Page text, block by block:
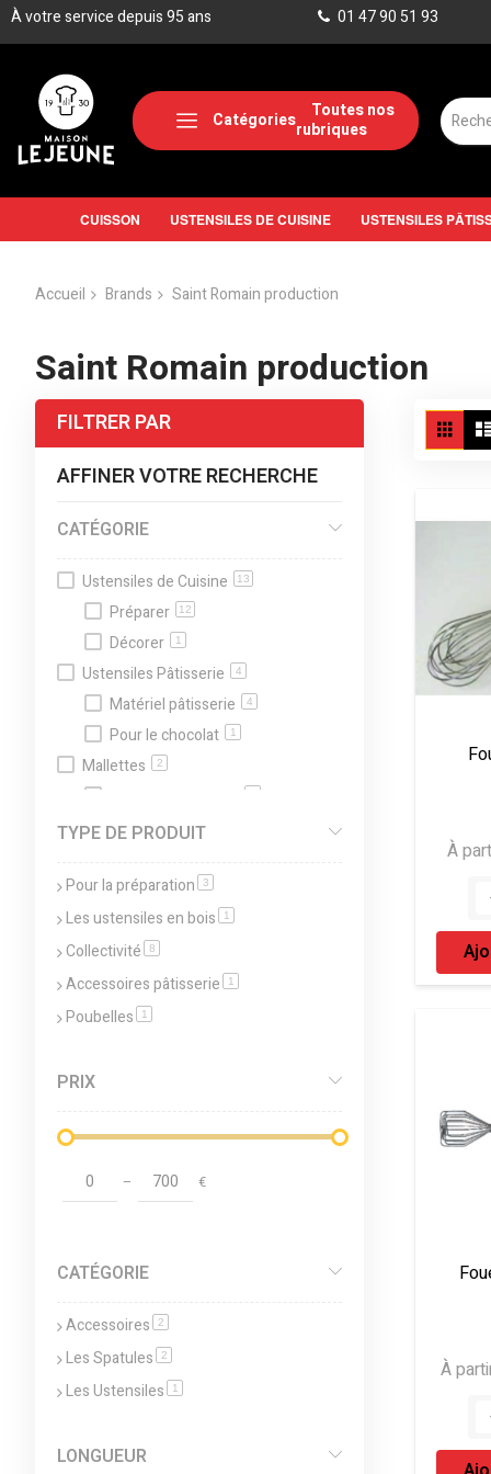
À votre service depuis 95 ans 01 47 90 51 93
Catégories
CUISSON USTENSILES DE CUISINE USTENSILES
Accueil Brands Saint Romain production
Saint Romain production
en
Grille
À
À
FILTRER PAR
AFFINER VOTRE RECHERCHE
CATÉGORIE
Ustensiles de Cuisine 13
Préparer 12
Décorer 1
Ustensiles Pâtisserie 4
Matériel pâtisserie 4
Pour le chocolat 1
Mallettes 2
Organisation du laboratoire
TYPE DE PRODUIT
Pour la préparation 3article
Les ustensiles en bois 1
Collectivité 8article
Accessoires pâtisserie 1
Poubelles 1
PRIX
– €
CATÉGORIE
Accessoires 2article
Les Spatules 2article
Les Ustensiles 1
LONGUEUR